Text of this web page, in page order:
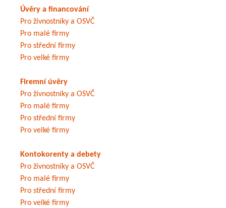
Úvěry a financování
Pro živnostníky a OSVČ
Pro malé firmy
Pro střední firmy
Pro velké firmy
Firemní úvěry
Pro živnostníky a OSVČ
Pro malé firmy
Pro střední firmy
Pro velké firmy
Kontokorenty a debety
Pro živnostníky a OSVČ
Pro malé firmy
Pro střední firmy
Pro velké firmy